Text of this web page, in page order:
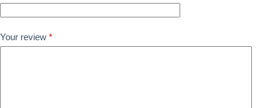
Your review *